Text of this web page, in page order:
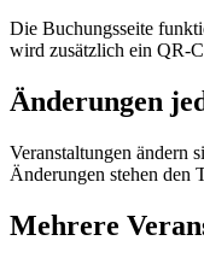
Die Buchungsseite
wird zusätzlich ein QR-
Änderungen
Veranstaltungen ändern
Änderungen stehen den
Mehrere